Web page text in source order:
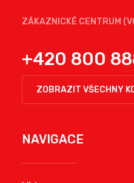
ZÁKAZNICKÉ CENTRUM
+420 800
ZOBRAZIT VŠECHNY
NAVIGACE